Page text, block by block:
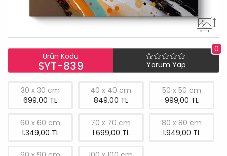
Ürün Kodu
SYT-839
0
Yorum Yap
30 x 30 cm
699,00 TL
40 x 40 cm
849,00 TL
50 x 50 cm
999,00 TL
60 x 60 cm
1.349,00 TL
70 x 70 cm
1.699,00 TL
80 x 80 cm
1.949,00 TL